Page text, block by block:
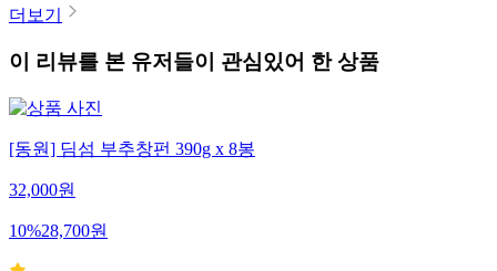
더보기
이 리뷰를 본 유저들이 관심있어 한 상품
[동원] 딤섬 부추창펀 390g x 8봉
32,000원
10%28,700원